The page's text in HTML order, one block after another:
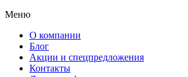
Меню
О компании
Блог
Акции и спецпредложения
Контакты